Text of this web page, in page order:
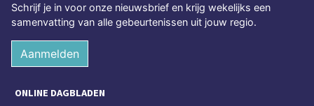
Schrijf je in voor onze nieuwsbrief en krijg wekelijks een
samenvatting van alle gebeurtenissen uit jouw regio.
Aanmelden
ONLINE DAGBLADEN